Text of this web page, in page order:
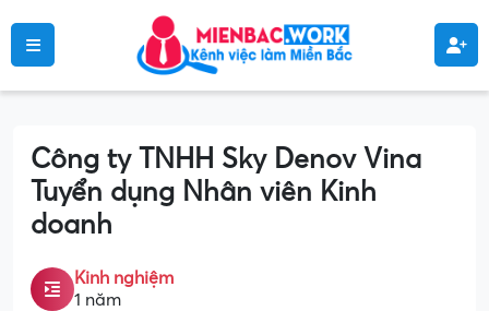
Công ty TNHH Sky Denov Vina
Tuyển dụng Nhân viên Kinh
doanh
Kinh nghiệm
1 năm